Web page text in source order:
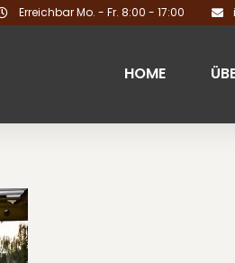
Erreichbar Mo. - Fr. 8:00 - 17:00
HOME